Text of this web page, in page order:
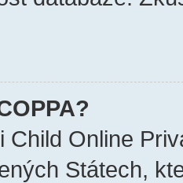
Child Online
Státech,